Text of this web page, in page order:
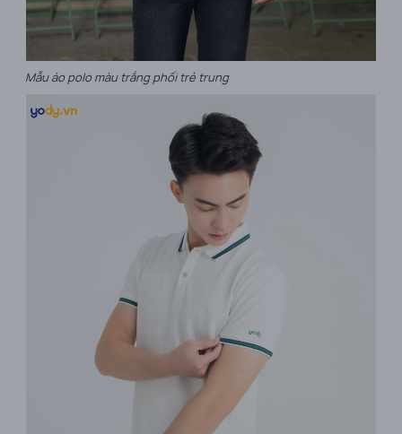
Mẫu áo polo màu trắng phối trẻ trung